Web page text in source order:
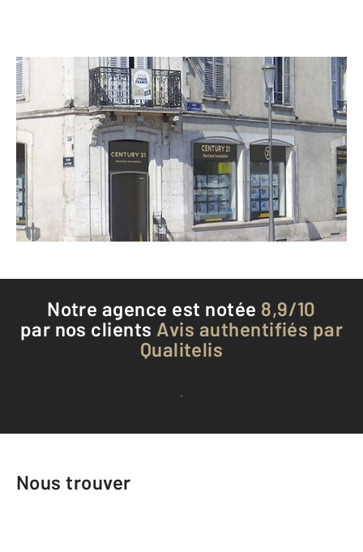
CENTURY 21 Martinot Immobilier
107 rue du Pont
AUXERRE - 89000
Envoyer un message
Téléphoner à l'agence
Notre agence est notée 8,9/10
par nos clients Avis authentifiés par
Qualitelis
Voir tous les avis clients
Nous trouver